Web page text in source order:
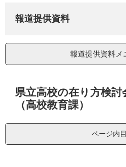
報道提供資料
報道提供資料メ
県立高校の在り方検
（高校教育課）
ページ内